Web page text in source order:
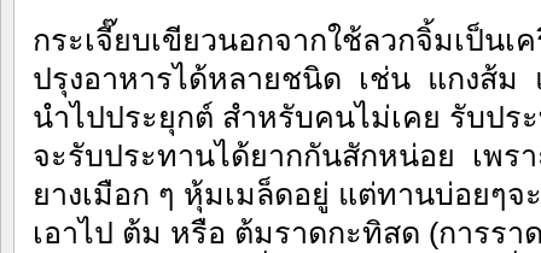
กระเจี๊ยบเขียวนอกจากใช้ลวกจิ้มเป็นเ
ปรุงอาหารได้หลายชนิด เช่น แกงส้ม
นำไปประยุกต์ สำหรับคนไม่เคย รับปร
จะรับประทานได้ยากกันสักหน่อย เพร
ยางเมือก ๆ หุ้มเมล็ดอยู่ แต่ทานบ่อยๆ
เอาไป ต้ม หรือ ต้มราดกะทิสด (การร